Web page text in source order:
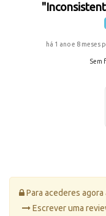
há 1 ano e 8 meses
Sem
Para acederes agora
Escrever uma